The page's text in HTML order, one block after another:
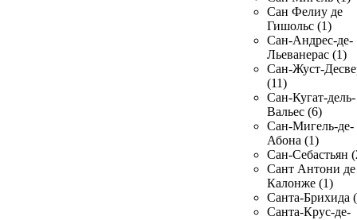
Сан Фелиу де
Гишольс (1)
Сан-Андрес-де-
Льеванерас (1)
Сан-Жуст-
(11)
Сан-Кугат-дель-
Вальес (6)
Сан-Мигель-де-
Абона (1)
Сан-Себастьян
Сант Антони де
Калонже (1)
Санта-Брихида
Санта-Крус-де-